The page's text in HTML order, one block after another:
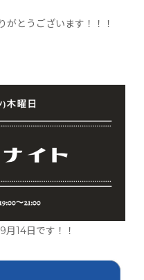
がとうございます！！！
14日です！！